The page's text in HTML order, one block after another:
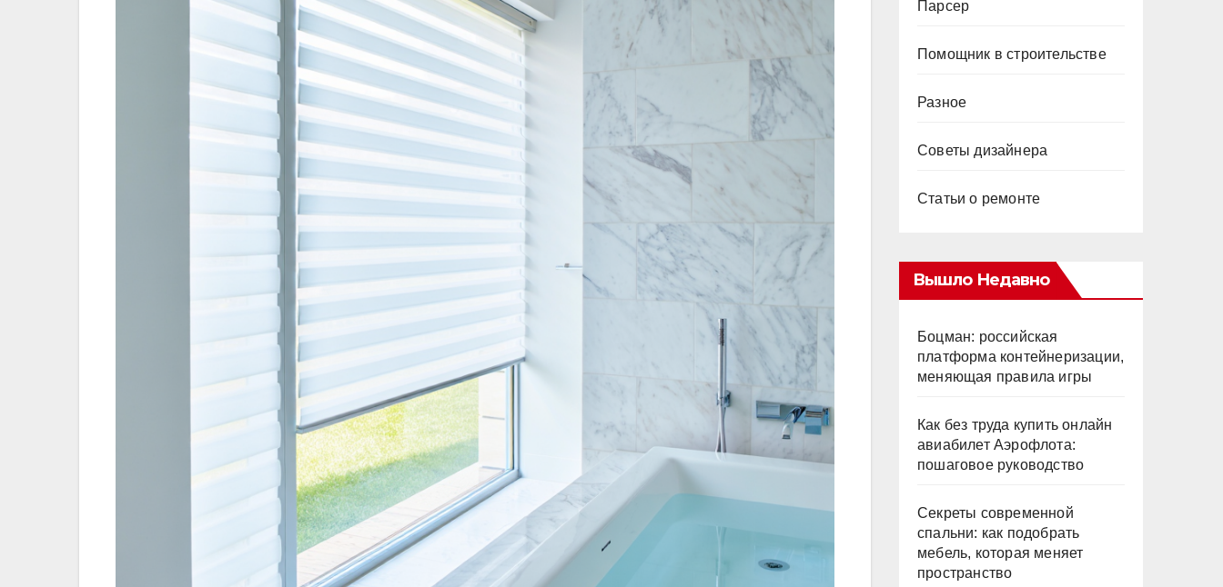
Парсер
Помощник в строительстве
Разное
Советы дизайнера
Статьи о ремонте
Вышло Недавно
Боцман: российская
платформа контейнеризации,
меняющая правила игры
Как без труда купить онлайн
авиабилет Аэрофлота:
пошаговое руководство
Секреты современной
спальни: как подобрать
мебель, которая меняет
пространство